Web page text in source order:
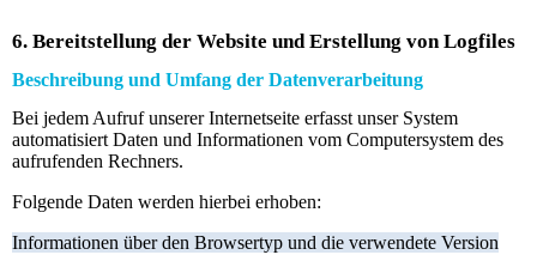
6. Bereitstellung der Website und Erstellung von Logfiles
Beschreibung und Umfang der Datenverarbeitung
Bei jedem Aufruf unserer Internetseite erfasst unser System
automatisiert Daten und Informationen vom Computersystem des
aufrufenden Rechners.
Folgende Daten werden hierbei erhoben:
Informationen über den Browsertyp und die verwendete Version